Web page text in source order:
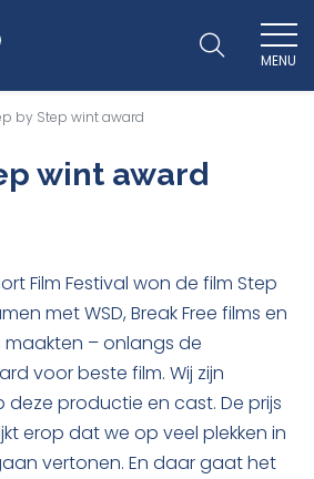
MENU
by Step wint award
wint award
Film Festival won de film Step
met WSD, Break Free films en
– onlangs de
voor beste film. Wij zijn
productie en cast. De prijs
erop dat we op veel plekken in
vertonen. En daar gaat het